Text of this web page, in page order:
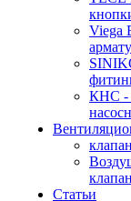
Viega
КНС -
Статьи